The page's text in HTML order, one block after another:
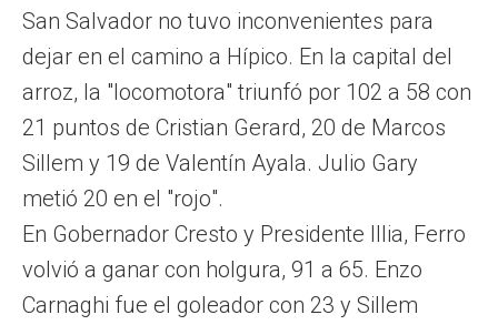
San Salvador no tuvo inconvenientes para
dejar en el camino a Hípico. En la capital del
arroz, la "locomotora" triunfó por 102 a 58 con
21 puntos de Cristian Gerard, 20 de Marcos
Sillem y 19 de Valentín Ayala. Julio Gary
metió 20 en el "rojo".
En Gobernador Cresto y Presidente Illia, Ferro
volvió a ganar con holgura, 91 a 65. Enzo
Carnaghi fue el goleador con 23 y Sillem